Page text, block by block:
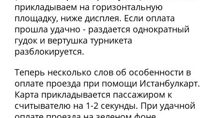
прикладываем на горизонтальную
площадку, ниже дисплея. Если оплата
прошла удачно - раздается однократный
гудок и вертушка турникета
разблокируется.
Теперь несколько слов об особенности в
оплате проезда при помощи Истанбулкарт.
Карта прикладывается пассажиром к
считывателю на 1-2 секунды. При удачной